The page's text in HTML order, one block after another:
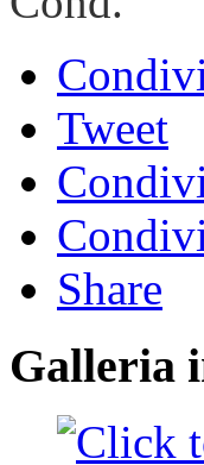
Tweet
Share
Galleria